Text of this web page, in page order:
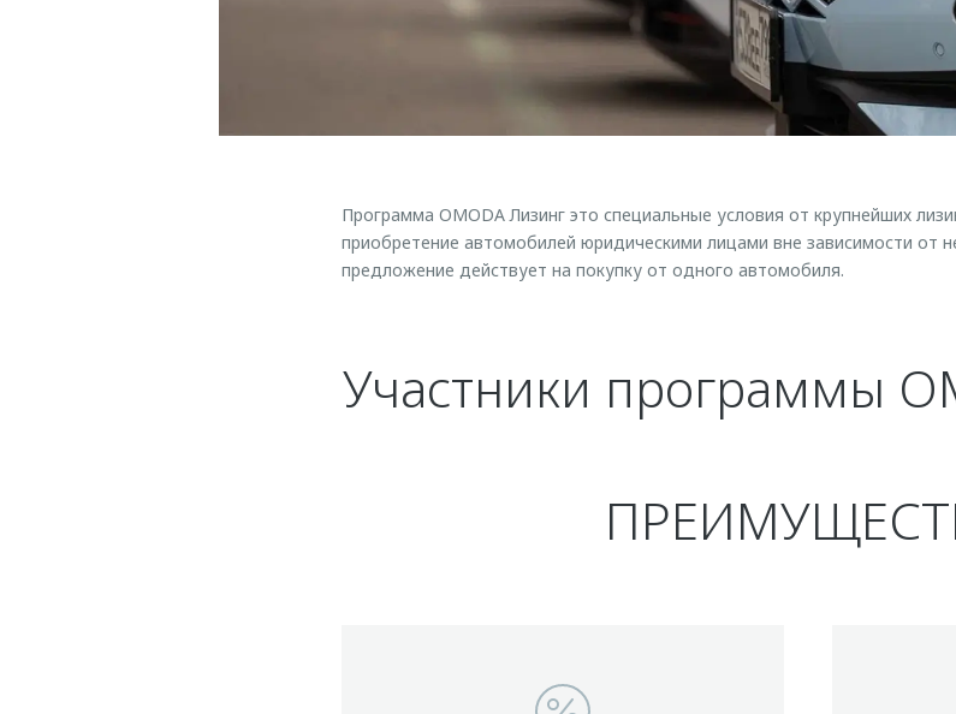
Программа OMODA Лизинг это специальные условия от крупнейших
приобретение автомобилей юридическими лицами вне зависимости от
предложение действует на покупку от одного автомобиля.
Участники программы